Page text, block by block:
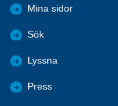
Mina sidor
Sök
Lyssna
Press